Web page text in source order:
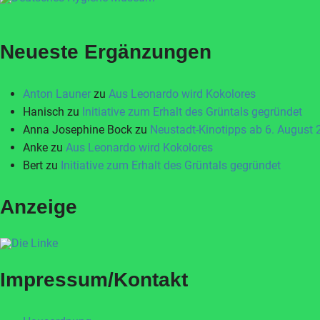
Neueste Ergänzungen
Anton Launer zu Aus Leonardo wird Kokolores
Hanisch zu Initiative zum Erhalt des Grüntals gegründet
Anna Josephine Bock zu Neustadt-Kinotipps ab 6. August
Anke zu Aus Leonardo wird Kokolores
Bert zu Initiative zum Erhalt des Grüntals gegründet
Anzeige
Impressum/Kontakt